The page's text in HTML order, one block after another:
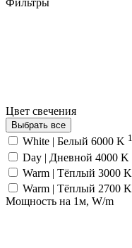
Цвет свечения
Выбрать все
White | Белый 6000 K 1
Day | Дневной 4000 K
Warm | Тёплый 3000 K
Warm | Тёплый 2700 K
Мощность на 1м, W/m